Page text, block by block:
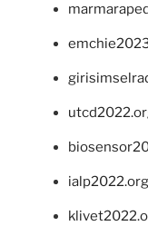
ialp2022.org